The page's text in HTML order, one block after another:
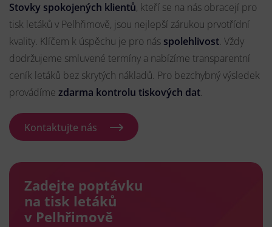
Stovky spokojených klientů, kteří se na nás obracejí pro
tisk letáků v Pelhřimově, jsou nejlepší zárukou prvotřídní
kvality. Klíčem k úspěchu je pro nás spolehlivost. Vždy
dodržujeme smluvené termíny a nabízíme transparentní
ceník letáků bez skrytých nákladů. Pro bezchybný výsledek
provádíme zdarma kontrolu tiskových dat.
Kontaktujte nás
Zadejte poptávku
na tisk letáků
v Pelhřimově